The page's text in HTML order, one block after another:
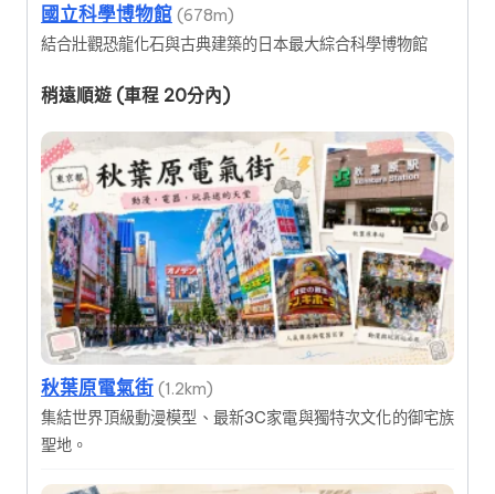
國立科學博物館 (678m)
結合壯觀恐龍化石與古典建築的日本最大綜合科學博物館
稍遠順遊 (車程 20分內)
秋葉原電氣街 (1.2km)
集結世界頂級動漫模型、最新3C家電與獨特次文化的御宅族
聖地。